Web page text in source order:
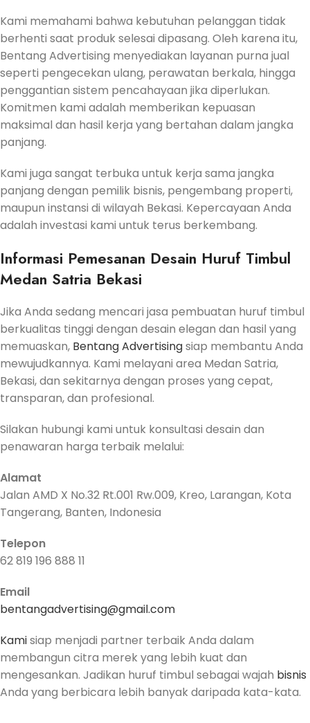
Kami memahami bahwa kebutuhan pelanggan tidak
berhenti saat produk selesai dipasang. Oleh karena itu,
Bentang Advertising menyediakan layanan purna jual
seperti pengecekan ulang, perawatan berkala, hingga
penggantian sistem pencahayaan jika diperlukan.
Komitmen kami adalah memberikan kepuasan
maksimal dan hasil kerja yang bertahan dalam jangka
panjang.
Kami juga sangat terbuka untuk kerja sama jangka
panjang dengan pemilik bisnis, pengembang properti,
maupun instansi di wilayah Bekasi. Kepercayaan Anda
adalah investasi kami untuk terus berkembang.
Informasi Pemesanan Desain Huruf Timbul
Medan Satria Bekasi
Jika Anda sedang mencari jasa pembuatan huruf timbul
berkualitas tinggi dengan desain elegan dan hasil yang
memuaskan, Bentang Advertisingsiap membantu Anda
mewujudkannya. Kami melayani area Medan Satria,
Bekasi, dan sekitarnya dengan proses yang cepat,
transparan, dan profesional.
Silakan hubungi kami untuk konsultasi desain dan
penawaran harga terbaik melalui:
Alamat
Jalan AMD X No.32 Rt.001 Rw.009, Kreo, Larangan, Kota
Tangerang, Banten, Indonesia
Telepon
62 819 196 888 11
Email
bentangadvertising@gmail.com
Kamisiap menjadi partner terbaik Anda dalam
membangun citra merek yang lebih kuat dan
mengesankan. Jadikan huruf timbul sebagai wajah bisnis
Anda yang berbicara lebih banyak daripada kata-kata.